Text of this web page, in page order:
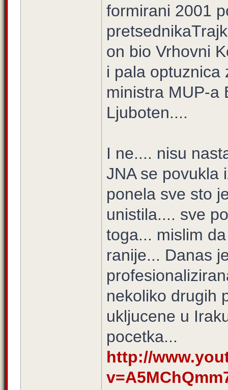
formirani 2001
on bio Vrhovni
i pala optuznica
ministra MUP-a
Ljuboten....
I ne.... nisu
JNA se povukla
ponela sve sto
unistila.... sve
toga... mislim
ranije... Danas
nekoliko drugih
ukljucene u
pocetka...
http://